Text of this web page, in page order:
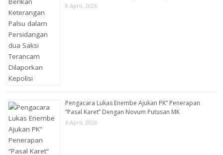
8 April, 2026
Pengacara Lukas Enembe Ajukan PK” Penerapan
“Pasal Karet” Dengan Novum Putusan MK
6 April, 2026